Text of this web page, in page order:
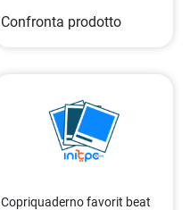
Confronta prodotto
Copriquaderno favorit beat